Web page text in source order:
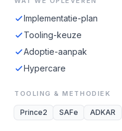
Implementatie-plan
Tooling-keuze
Adoptie-aanpak
Hypercare
TOOLING & METHODIEK
Prince2 SAFe ADKAR